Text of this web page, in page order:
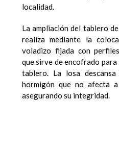
localidad.
La ampliación del tablero
realiza mediante la
voladizo fijada con
que sirve de encofrado
tablero. La losa
hormigón que no afecta
asegurando su integridad.